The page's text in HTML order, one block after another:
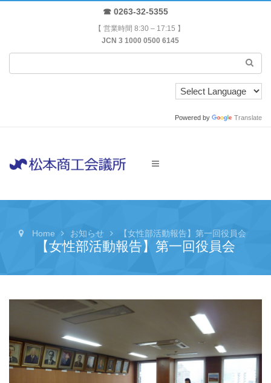
☎ 0263-32-5355
【 営業時間 8:30 – 17:15 】
JCN 3 1000 0500 6145
Powered by Translate
Home お知らせ 【女性部活動報告】第一回役員会
【女性部活動報告】第一回役員会